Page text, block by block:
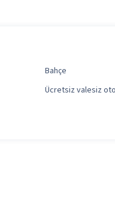
Bahçe
Ücretsiz valesiz